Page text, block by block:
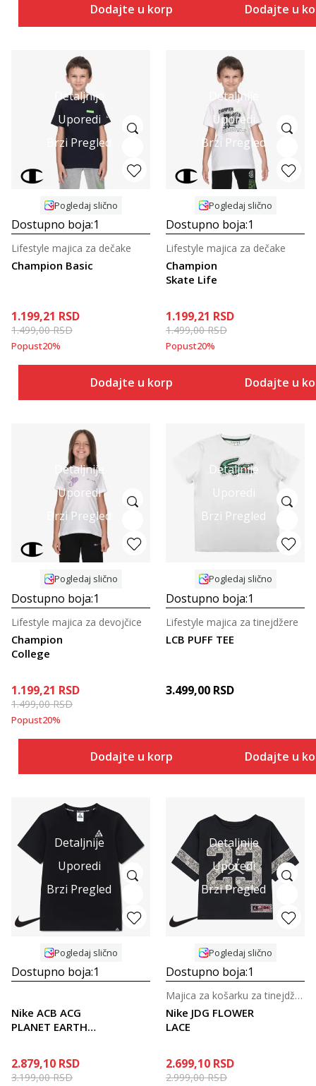
Dodajte u korpu Dodajte u
Detaljnije
Uporedi
Brzi Pregled
Pogledaj slično
Dostupno boja:1
Champion Basic
Lifestyle majica za dečake
1.199,21 RSD
1.499,00RSD
Popust20%
Dodajte u korpu
Detaljnije
Uporedi
Brzi Pregled
Pogledaj slično
Dostupno boja:1
Champion
Skate Life
Lifestyle majica za dečake
1.199,21 RSD
1.499,00RSD
Popust20%
Dodajte u
Detaljnije
Uporedi
Brzi Pregled
Pogledaj slično
Dostupno boja:1
Champion
College
Lifestyle majica za devojčice
1.199,21 RSD
1.499,00RSD
Popust20%
Dodajte u korpu
Detaljnije
Brzi Pregled
Pogledaj slično
Dostupno boja:1
LCB PUFF TEE
Lifestyle majica za tinejdžere
3.499,00 RSD
Dodajte u
Detaljnije
Uporedi
Brzi Pregled
Pogledaj slično
Dostupno boja:1
Nike ACB ACG
PLANET EARTH
2.879,10 RSD
3.199,00RSD
Detaljnije
Uporedi
Brzi Pregled
Pogledaj slično
Dostupno boja:1
Nike JDG FLOWER
LACE
Majica za košarku za tinejdžerke
2.699,10 RSD
2.999,00RSD